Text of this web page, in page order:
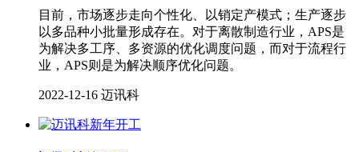
目前，市场逐步走向个性化、以销定产模式；生产逐步
以多品种小批量形成存在。对于离散制造行业，APS是
为解决多工序、多资源的优化调度问题，而对于流程行
业，APS则是为解决顺序优化问题。
2022-12-16 迈讯科